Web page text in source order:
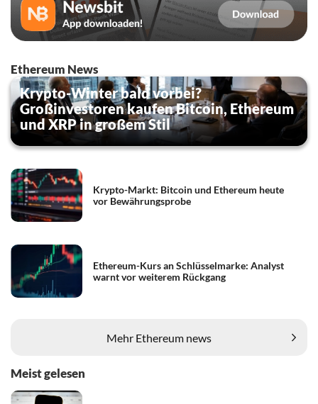
Ethereum News
Krypto-Winter bald vorbei?
Großinvestoren kaufen Bitcoin, Ethereum
und XRP in großem Stil
Krypto-Markt: Bitcoin und Ethereum heute
vor Bewährungsprobe
Ethereum-Kurs an Schlüsselmarke: Analyst
warnt vor weiterem Rückgang
Mehr Ethereum news
Meist gelesen